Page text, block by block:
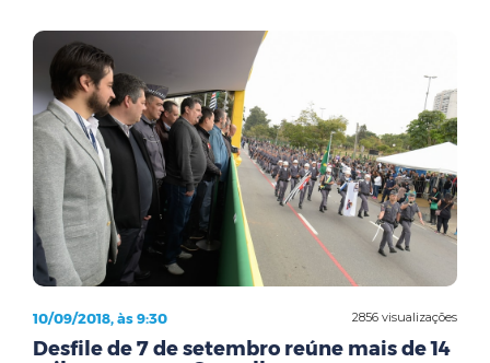
2856 visualizações
10/09/2018, às 9:30
Desfile de 7 de setembro reúne mais de 14